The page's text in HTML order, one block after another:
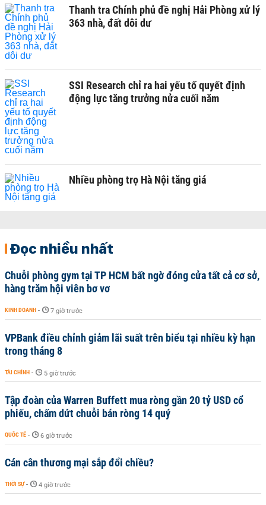
Thanh tra Chính phủ đề nghị Hải Phòng xử lý
363 nhà, đất dôi dư
SSI Research chỉ ra hai yếu tố quyết định
động lực tăng trưởng nửa cuối năm
Nhiều phòng trọ Hà Nội tăng giá
Đọc nhiều nhất
Chuỗi phòng gym tại TP HCM bất ngờ đóng cửa tất cả cơ sở,
hàng trăm hội viên bơ vơ
KINH DOANH - 7 giờ trước
VPBank điều chỉnh giảm lãi suất trên biểu tại nhiều kỳ hạn
trong tháng 8
TÀI CHÍNH - 5 giờ trước
Tập đoàn của Warren Buffett mua ròng gần 20 tỷ USD cổ
phiếu, chấm dứt chuỗi bán ròng 14 quý
QUỐC TẾ - 6 giờ trước
Cán cân thương mại sắp đổi chiều?
THỜI SỰ - 4 giờ trước